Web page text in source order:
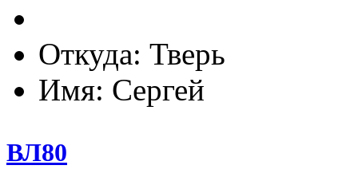
Откуда: Тверь
Имя: Сергей
ВЛ80